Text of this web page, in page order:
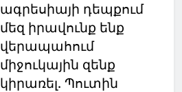
ագրեսիայի դեպքում
մեզ իրավունք ենք
վերապահում
միջուկային զենք
կիրառել. Պուտին